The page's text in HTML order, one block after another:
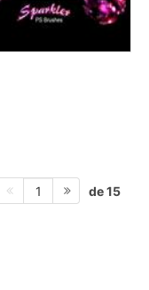
1 de 15